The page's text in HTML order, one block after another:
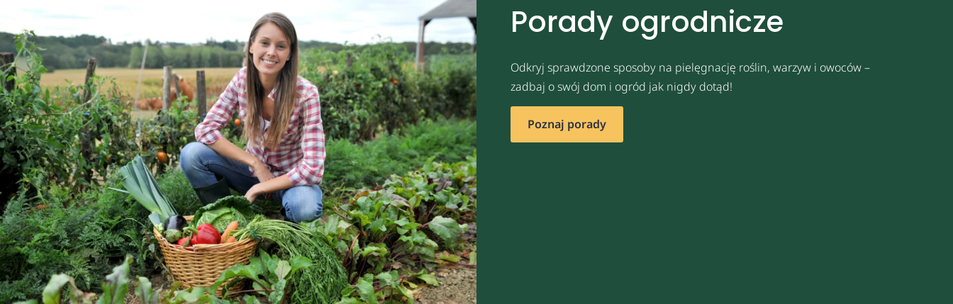
Porady ogrodnicze
Odkryj sprawdzone sposoby na pielęgnację roślin, warzyw i owoców –
zadbaj o swój dom i ogród jak nigdy dotąd!
Poznaj porady